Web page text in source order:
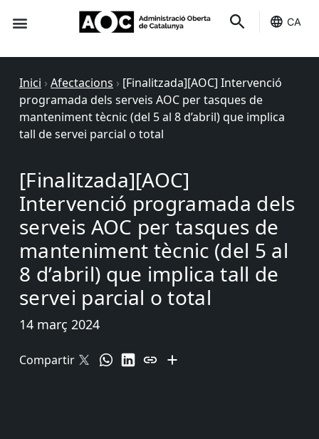
CA
Inici › Afectacions › [Finalitzada][AOC] Intervenció
programada dels serveis AOC per tasques de
manteniment tècnic (del 5 al 8 d’abril) que implica
tall de servei parcial o total
[Finalitzada][AOC]
Intervenció programada dels
serveis AOC per tasques de
manteniment tècnic (del 5 al
8 d’abril) que implica tall de
servei parcial o total
14 març 2024
Compartir